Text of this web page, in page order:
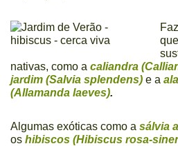
nativas, como a caliandra
jardim (Salvia splendens) e a
(Allamanda laeves).
Algumas exóticas como a sálvia
os hibiscos (Hibiscus rosa-